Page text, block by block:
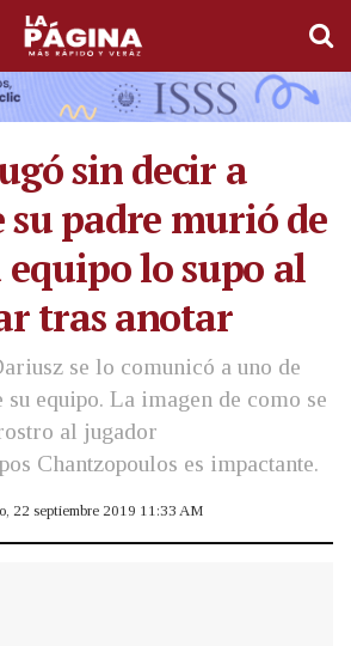
sin decir a
su padre murió de
equipo lo supo al
tras anotar
se lo comunicó a uno de
su equipo. La imagen de como se
al jugador
Chantzopoulos es impactante.
22 septiembre 2019 11:33 AM